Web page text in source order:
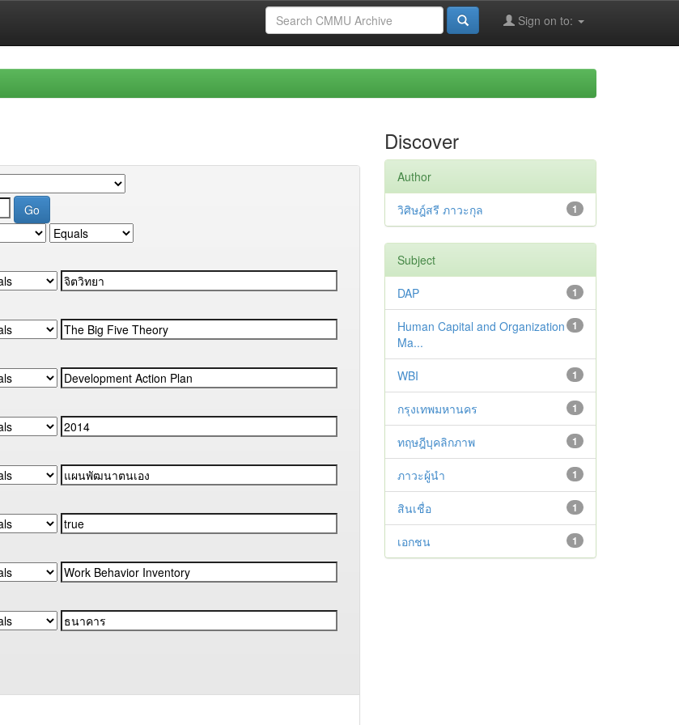
Sign on to:
Discover
Author
1
วิศิษฎ์สรี ภาวะกุล
Subject
1
DAP
1
Human Capital and Organization
Ma...
1
WBI
1
กรุงเทพมหานคร
1
ทฤษฎีบุคลิกภาพ
1
ภาวะผู้นำ
1
สินเชื่อ
1
เอกชน